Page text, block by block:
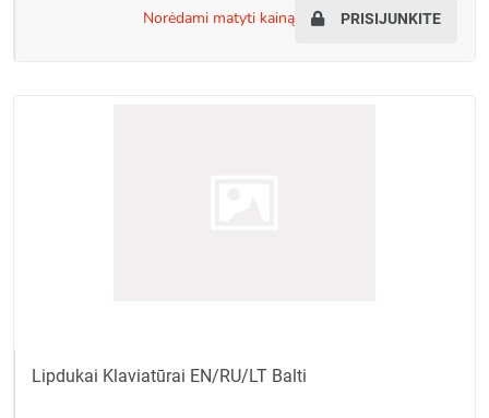
norėdami matyti kainą PRISIJUNKITE
Lipdukai Klaviatūrai EN/RU/LT Balti